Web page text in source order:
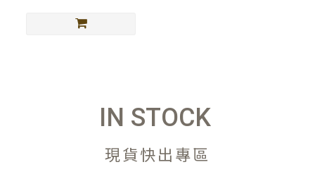
IN STOCK
現貨快出專區